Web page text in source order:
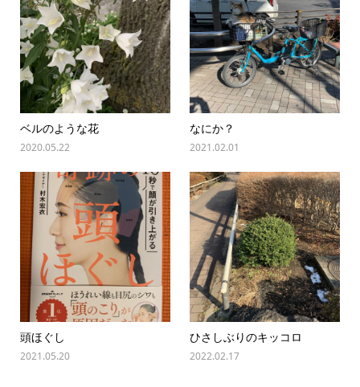
ベルのような花
2020.05.22
なにか？
2021.02.01
頭ほぐし
2021.05.20
ひさしぶりのキッコロ
2022.02.17